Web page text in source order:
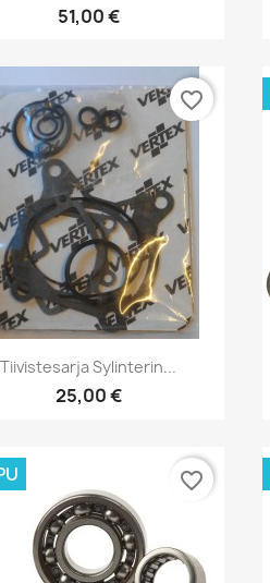
51,00 €
Pikakatselu
Tiivistesarja Sylinterin...
25,00 €
favorite_border
favorite_border